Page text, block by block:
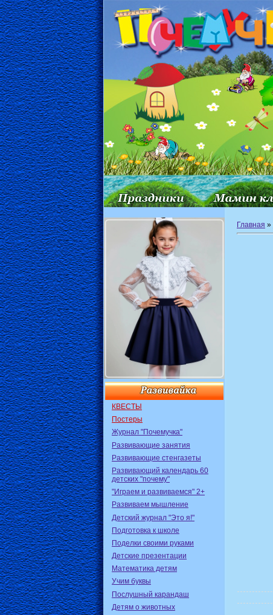
КВЕСТЫ
Постеры
Журнал "Почемучка"
Развивающие занятия
Развивающие стенгазеты
Развивающий календарь 60
детских "почему"
"Играем и развиваемся" 2+
Развиваем мышление
Детский журнал "Это я!"
Подготовка к школе
Поделки своими руками
Детские презентации
Математика детям
Учим буквы
Послушный карандаш
Детям о животных
Главная »